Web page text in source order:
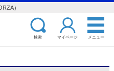
）
検索 マイページ メニュー